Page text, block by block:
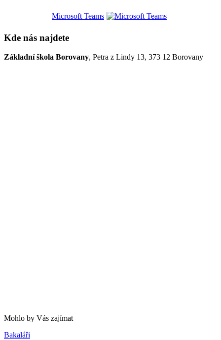
Microsoft Teams
Kde nás najdete
Základní škola Borovany, Petra z Lindy 13, 373 12 Borovany
Mohlo by Vás zajímat
Bakaláři